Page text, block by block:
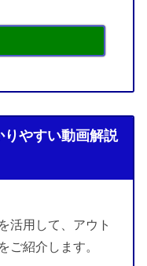
やすい動画解説
活用して、アウト
ご紹介します。